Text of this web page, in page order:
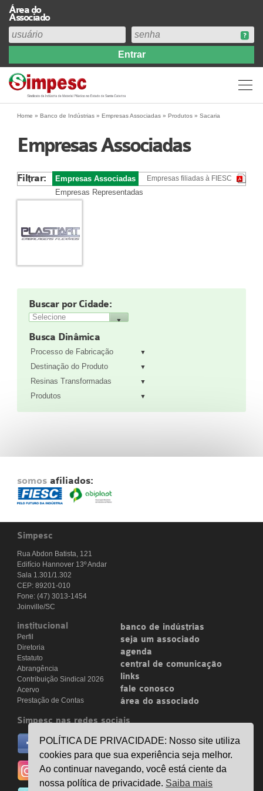
Área do
Associado
Institucional
Perfil
Diretoria
Abrangência
Acervo
Prestação de Contas
Links
SEJA UM ASSOCIADO
VAGAS
Home » Banco de Indústrias » Empresas Associadas » Produtos » Sacaria
Empresas Associadas
Empresas filiadas à FIESC
Filtrar:
Empresas Associadas
Empresas Representadas
Buscar por Cidade:
Busca Dinâmica
Processo de Fabricação
Destinação do Produto
Resinas Transformadas
Produtos
somos afiliados:
Simpesc
Rua Abdon Batista, 121
Edifício Hannover 13º Andar
Sala 1.301/1.302
CEP: 89201-010
Fone: (47) 3013-1454
Joinville/SC
institucional
Perfil
Diretoria
Estatuto
Abrangência
Contribuição Sindical 2026
Acervo
Prestação de Contas
banco de indústrias
seja um associado
agenda
central de comunicação
links
fale conosco
área do associado
Simpesc nas redes sociais
no facebook
/simpesc
no instagram
@simpescplasticos
POLÍTICA DE PRIVACIDADE: Nosso site utiliza
cookies para que sua experiência seja melhor.
Ao continuar navegando, você está ciente da
nossa política de privacidade. Saiba mais